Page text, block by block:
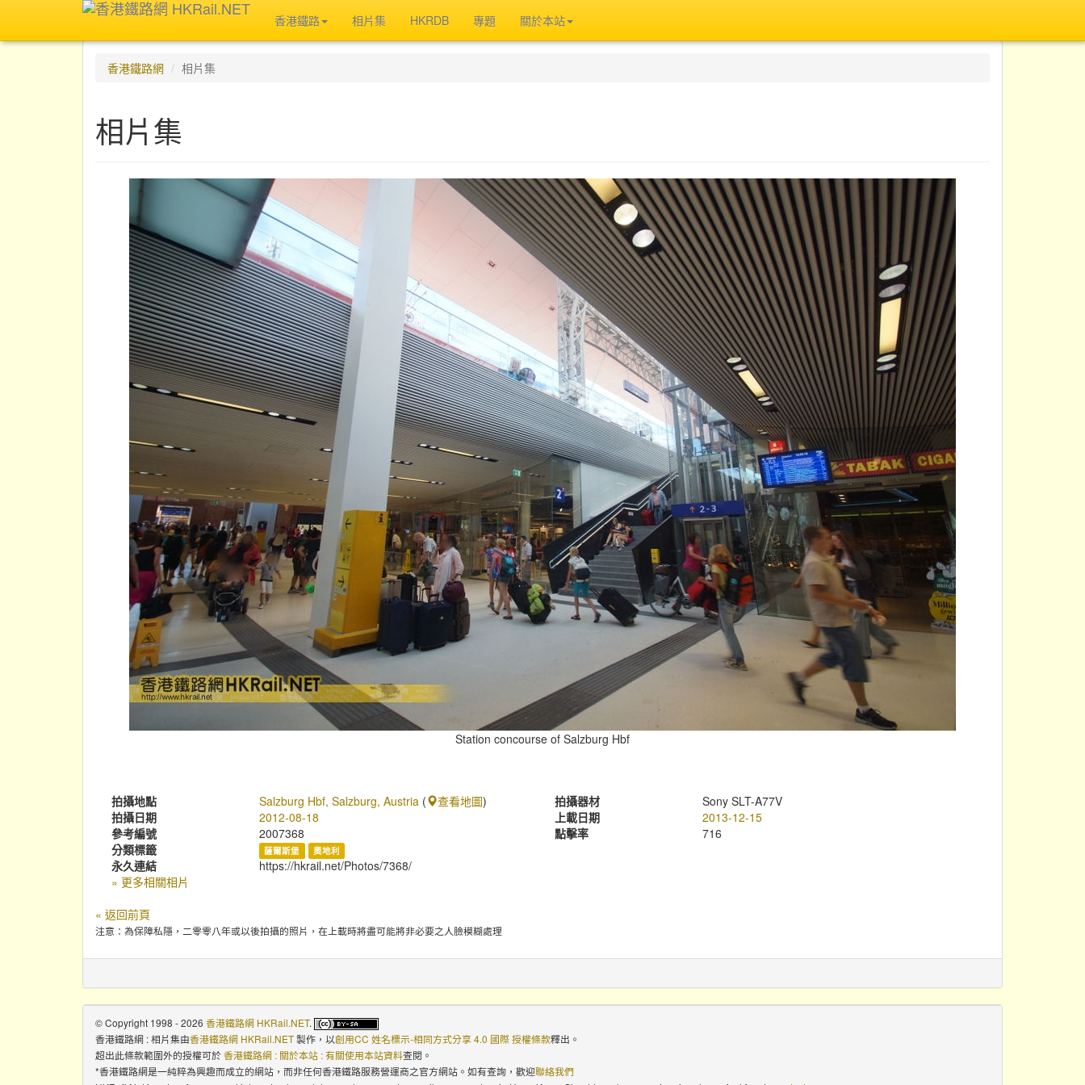
香港鐵路 相片集 HKRDB 專題 關於本站
香港鐵路網 相片集
相片集
Station concourse of Salzburg Hbf
拍攝地點 Salzburg Hbf, Salzburg, Austria ( 查看地圖) 拍攝器材
Sony SLT-A77V
拍攝日期
2012-08-18 上載日期
2013-12-15
參考編號
2007368 點擊率
716
分類標籤
薩爾斯堡 奧地利
永久連結
https://hkrail.net/Photos/7368/
» 更多相關相片
« 返回前頁
注意：為保障私隱，二零零八年或以後拍攝的照片，在上載時將盡可能將非必要之人臉模糊處理
© Copyright 1998 - 2026 香港鐵路網 HKRail.NET.
香港鐵路網 : 相片集由香港鐵路網 HKRail.NET製作，以創用CC 姓名標示-相同方式分享 4.0 國際 授權條款釋出。
超出此條款範圍外的授權可於香港鐵路網 : 關於本站 : 有關使用本站資料查閱。
*香港鐵路網是一純粹為興趣而成立的網站，而非任何香港鐵路服務營運商之官方網站。如有查詢，歡迎聯絡我們